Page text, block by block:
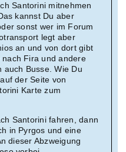
Santorini mitnehmen
kannst Du aber
sonst wer im Forum
legt aber
an und von dort gibt
Fira und andere
auch Busse. Wie Du
der Seite von
Karte zum
Santorini fahren, dann
in Pyrgos und eine
dieser Abzweigung